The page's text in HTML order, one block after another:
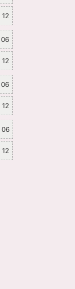
12
06
12
06
12
06
12